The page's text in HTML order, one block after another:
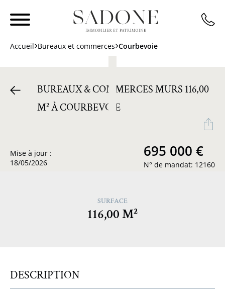
Accueil Bureaux et commerces Courbevoie
BUREAUX & COMMERCES MURS 116,00
M² À COURBEVOIE
Mise à jour :
18/05/2026
695 000 €
N° de mandat: 12160
SURFACE
116,00 M²
DESCRIPTION